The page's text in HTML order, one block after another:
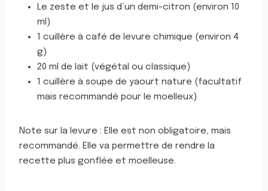
Le zeste et le jus d’un demi-citron (environ 10
ml)
1 cuillère à café de levure chimique (environ 4
g)
20 ml de lait (végétal ou classique)
1 cuillère à soupe de yaourt nature (facultatif
mais recommandé pour le moelleux)
Note sur la levure : Elle est non obligatoire, mais
recommandé. Elle va permettre de rendre la
recette plus gonflée et moelleuse.